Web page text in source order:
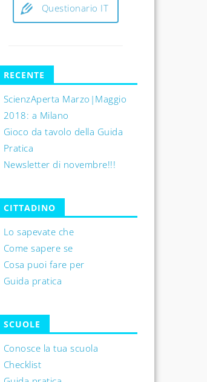
Questionario IT
RECENTE
ScienzAperta Marzo|Maggio
2018: a Milano
Gioco da tavolo della Guida
Pratica
Newsletter di novembre!!!
CITTADINO
Lo sapevate che
Come sapere se
Cosa puoi fare per
Guida pratica
SCUOLE
Conosce la tua scuola
Checklist